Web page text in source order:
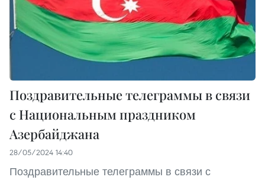
Поздравительные телеграммы в связи
с Национальным праздником
Азербайджана
28/05/2024 14:40
Поздравительные телеграммы в связи с